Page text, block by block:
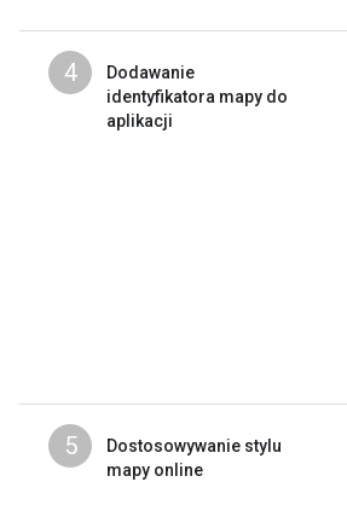
4
Dodawanie
identyfikatora mapy do
aplikacji
5
Dostosowywanie stylu
mapy online